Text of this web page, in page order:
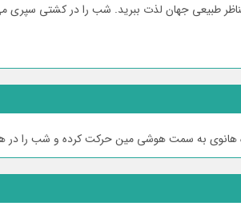
طبیعی جھان لذت ببرید. شب را در کشتی سپری
هانوی به سمت هوشی مین حرکت کرده و شب را